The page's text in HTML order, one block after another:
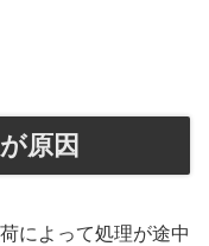
原因
によって処理が途中